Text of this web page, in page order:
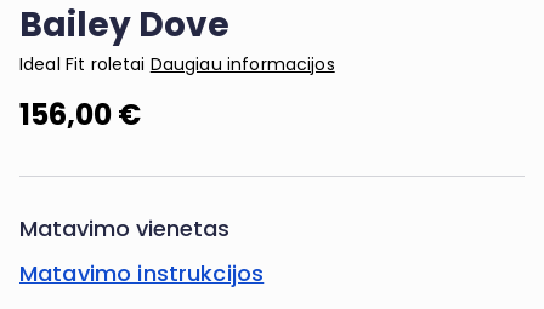
Bailey Dove
Ideal Fit roletai Daugiau informacijos
156,00 €
Matavimo vienetas
Matavimo instrukcijos